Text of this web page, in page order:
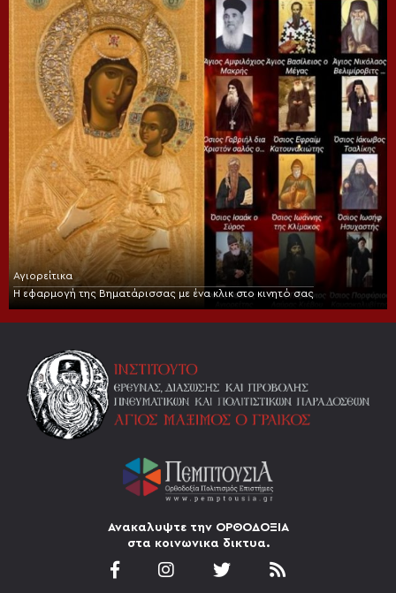
Αγιορείτικα
Η εφαρμογή της Βηματάρισσας με ένα κλικ στο κινητό σας
Ανακαλυψτε την ΟΡΘΟΔΟΞΙΑ
στα κοινωνικα δικτυα.